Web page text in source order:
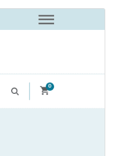
CoachPress Lite